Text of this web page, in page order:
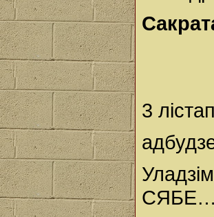
3
СЯБЕ…